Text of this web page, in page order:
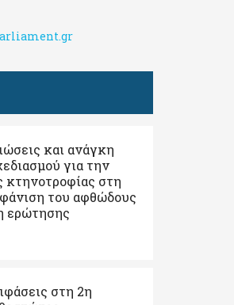
και ανάγκη
για την
κτηνοτροφίας στη
του αφθώδους
ερώτησης
στη 2η